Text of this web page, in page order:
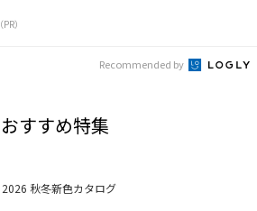
（PR）
Recommended by
おすすめ特集
2026 秋冬新色カタログ